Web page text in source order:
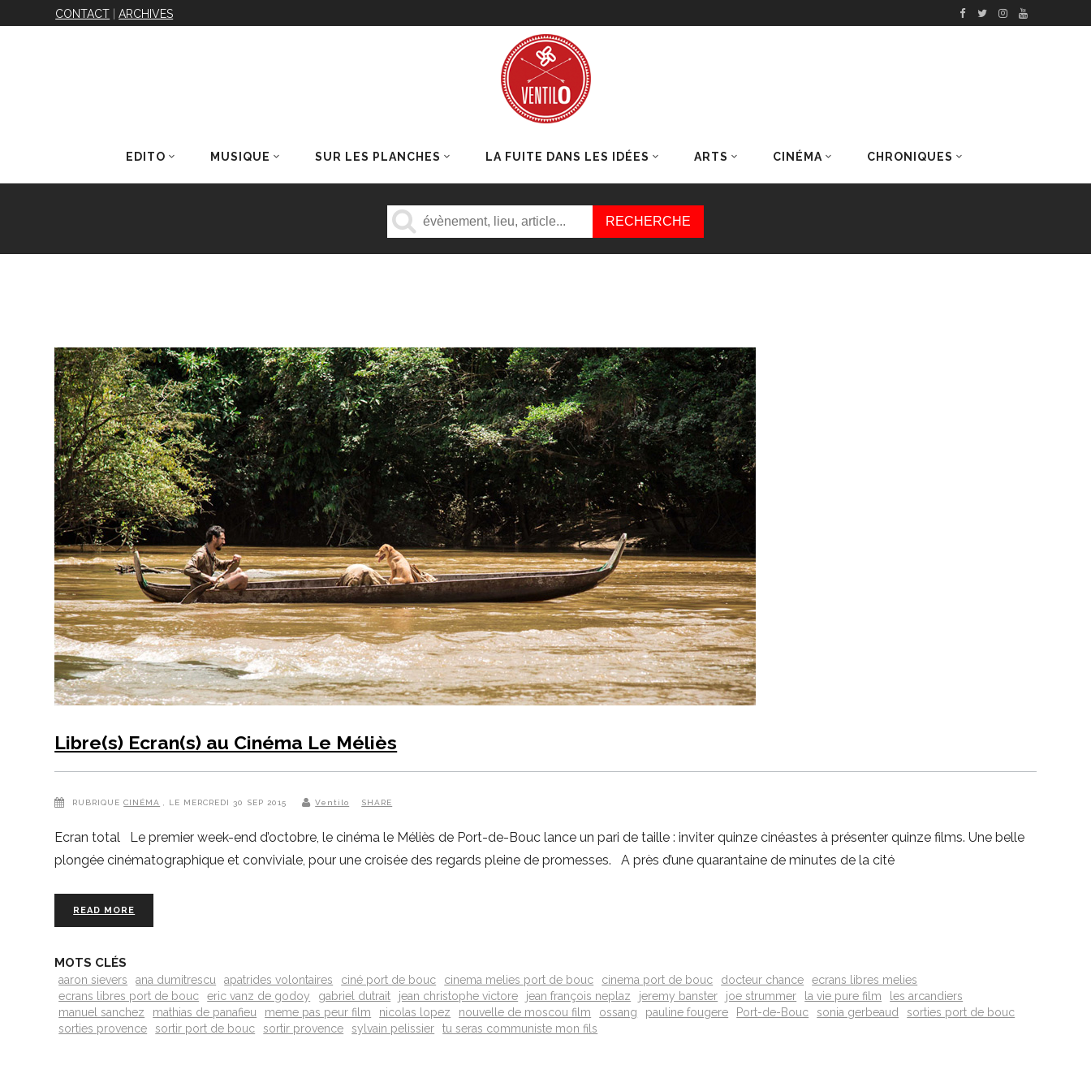
CONTACT |ARCHIVES
EDITO MUSIQUE SUR LES PLANCHES LA FUITE DANS LES IDÉES ARTS CINÉMA CHRONIQUES
DERNIERS ARTICLES
Libre(s) Ecran(s) au Cinéma Le Méliès
RUBRIQUE CINÉMA , LE MERCREDI 30 SEP 2015 Ventilo SHARE
Ecran total Le premier week-end d’octobre, le cinéma le Méliès de Port-de-Bouc lance un pari de taille : inviter quinze cinéastes à présenter quinze films. Une belle
plongée cinématographique et conviviale, pour une croisée des regards pleine de promesses. A près d’une quarantaine de minutes de la cité
READ MORE
MOTS CLÉS
aaron sievers ana dumitrescu apatrides volontaires ciné port de bouc cinema melies port de bouc cinema port de bouc docteur chance
ecrans libres melies
ecrans libres port de bouc
eric vanz de godoy gabriel dutrait jean christophe victore jean françois neplaz jeremy banster joe strummer la vie pure film
les arcandiers
manuel sanchez
mathias de panafieu meme pas peur film nicolas lopez nouvelle de moscou film ossang pauline fougere Port-de-Bouc sonia gerbeaud
sorties port de bouc
sorties provence
sortir port de bouc sortir provence sylvain pelissier tu seras communiste mon fils